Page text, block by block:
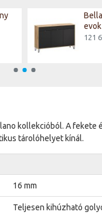
121
kollekcióból. A fekete
tárolóhelyet kínál.
16 mm
Teljesen kihúzható